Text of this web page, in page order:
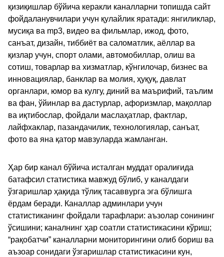
қизиқишлар бўйича керакли каналларни топишда сайт
фойдаланувчилари учун қулайлик яратади: янгиликлар,
мусиқа ва mp3, видео ва фильмлар, ижод, фото,
санъат, дизайн, тиббиёт ва саломатлик, аёллар ва
қизлар учун, спорт олами, автомобиллар, олиш ва
сотиш, товарлар ва хизматлар, кўнгилочар, бизнес ва
инновациялар, банклар ва молия, ҳуқуқ, давлат
органлари, юмор ва кулгу, диний ва маърифий, таълим
ва фан, ўйинлар ва дастурлар, афоризмлар, мақоллар
ва иқтибослар, фойдали маслаҳатлар, фактлар,
лайфхаклар, пазандачилик, технологиялар, санъат,
фото ва яна қатор мавзуларда жамланган.
Ҳар бир канал бўйича исталган муддат оралиғида
батафсил статистика мавжуд бўлиб, у каналдаги
ўзгаришлар ҳақида тўлиқ тасаввурга эга бўлишга
ёрдам беради. Каналлар админлари учун
статистиканинг фойдали тарафлари: аъзолар сонининг
ўсишини; каналнинг ҳар соатли статистикасини кўриш;
“рақобатчи” каналларни мониторингини олиб бориш ва
аъзоар сонидаги ўзгаришлар статистикасини кун,